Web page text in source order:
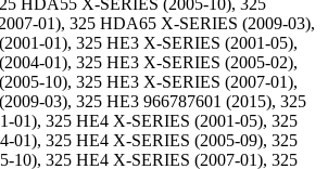
HDA55 X-SERIES (2005-10), 325
01), 325 HDA65 X-SERIES (2009-03),
01), 325 HE3 X-SERIES (2001-05),
01), 325 HE3 X-SERIES (2005-02),
10), 325 HE3 X-SERIES (2007-01),
03), 325 HE3 966787601 (2015), 325
01), 325 HE4 X-SERIES (2001-05), 325
01), 325 HE4 X-SERIES (2005-09), 325
10), 325 HE4 X-SERIES (2007-01), 325